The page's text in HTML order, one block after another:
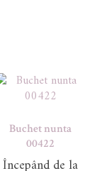
Buchet nunta
00422